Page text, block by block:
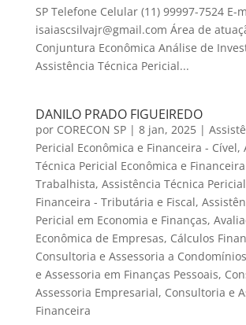
SP Telefone Celular (11) 99997-7524 E-
isaiascsilvajr@gmail.com Área de
Conjuntura Econômica Análise de
Assistência Técnica Pericial...
DANILO PRADO FIGUEIREDO
por CORECON SP| 8 jan, 2025|
Pericial Econômica e Financeira - Cível,
Técnica Pericial Econômica e
Trabalhista, Assistência Técnica
Financeira - Tributária e Fiscal,
Pericial em Economia e Finanças,
Econômica de Empresas, Cálculos
Consultoria e Assessoria a Condomínios
e Assessoria em Finanças Pessoais,
Assessoria Empresarial, Consultoria e
Financeira